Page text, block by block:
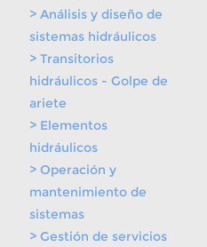
> Análisis y diseño de
sistemas hidráulicos
> Transitorios
hidráulicos - Golpe de
ariete
> Elementos
hidráulicos
> Operación y
mantenimiento de
sistemas
> Gestión de servicios